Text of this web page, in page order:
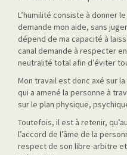
L’humilité consiste à donner
demande mon aide, sans
dépend de ma capacité à
canal demande à respecter
neutralité total afin d’éviter
Mon travail est donc axé sur
qui a amené la personne à
sur le plan physique,
Toutefois, il est à retenir,
l’accord de l’âme de la
respect de son libre-arbitre